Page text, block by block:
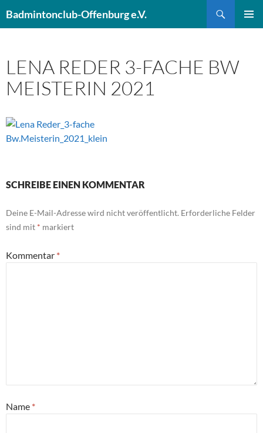
Inhalt
Badmintonclub-Offenburg e.V.
LENA REDER 3-FACHE BW
MEISTERIN 2021
SCHREIBE EINEN KOMMENTAR
Deine E-Mail-Adresse wird nicht veröffentlicht. Erforderliche Felder
sind mit * markiert
Kommentar *
Name *